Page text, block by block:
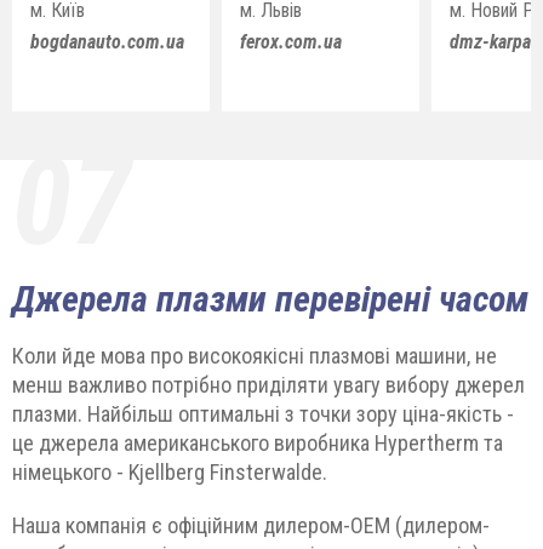
м. Київ
bogdanauto.com.ua
м. Львів
ferox.com.ua
м. Новий
dmz-
Джерела плазми перевірені часом
Коли йде мова про високоякісні плазмові машини, не
менш важливо потрібно приділяти увагу вибору джерел
плазми. Найбільш оптимальні з точки зору ціна-якість -
це джерела американського виробника Hypertherm та
німецького - Kjellberg Finsterwalde.
Наша компанія є офіційним дилером-ОЕМ (дилером-